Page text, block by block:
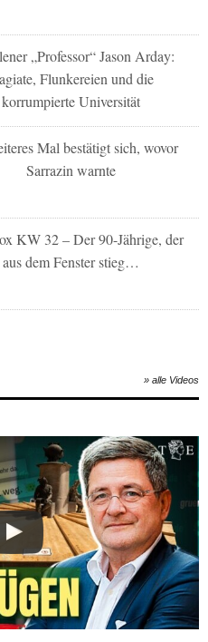
„Professor“ Jason Arday:
Flunkereien und die
korrumpierte Universität
Mal bestätigt sich, wovor
Sarrazin warnte
KW 32 – Der 90-Jährige, der
aus dem Fenster stieg…
» alle Videos